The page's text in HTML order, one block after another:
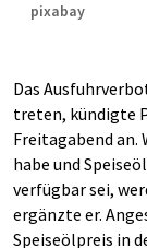
pixabay
Das
treten, kündigte
Freitagabend an.
habe und
verfügbar sei,
ergänzte er.
Speiseölpreis in